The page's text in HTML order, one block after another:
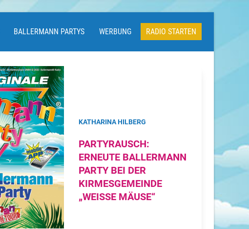
BALLERMANN PARTYS WERBUNG RADIO STARTEN
KATHARINA HILBERG
PARTYRAUSCH:
ERNEUTE BALLERMANN
PARTY BEI DER
KIRMESGEMEINDE
„WEISSE MÄUSE“